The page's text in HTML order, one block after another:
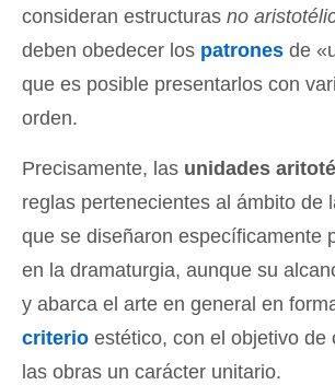
consideran estructuras no
deben obedecer los patrones de
que es posible presentarlos con
orden.
Precisamente, las unidades
reglas pertenecientes al ámbito de
que se diseñaron específicamente
en la dramaturgia, aunque su
y abarca el arte en general en
criterio estético, con el objetivo de
las obras un carácter unitario.